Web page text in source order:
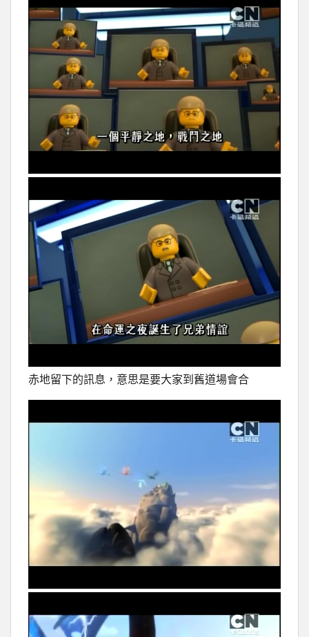
赤地留下的訊息，意思是要大家到舊道場會合